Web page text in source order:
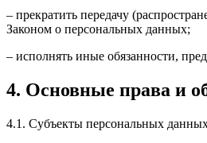
– прекратить передачу
Законом о персональных данных;
– исполнять иные обязанности,
4. Основные права и
4.1. Субъекты персональных